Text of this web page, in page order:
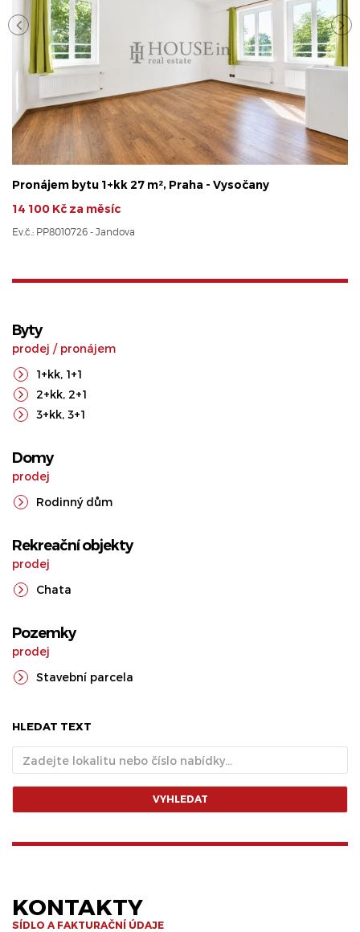
Pronájem bytu 1+kk 27 m², Praha - Vysočany
14 100 Kč za měsíc
Ev.č.: PP8010726 - Jandova
Byty
prodej / pronájem
1+kk, 1+1
2+kk, 2+1
3+kk, 3+1
Domy
prodej
Rodinný dům
Rekreační objekty
prodej
Chata
Pozemky
prodej
Stavební parcela
HLEDAT TEXT
VYHLEDAT
KONTAKTY
SÍDLO A FAKTURAČNÍ ÚDAJE